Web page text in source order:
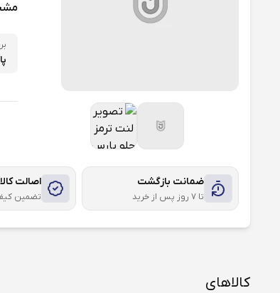
ضمانت بازگشت
تا ۷ روز پس از خرید
اصالت کالا
تضمین
کالاهای